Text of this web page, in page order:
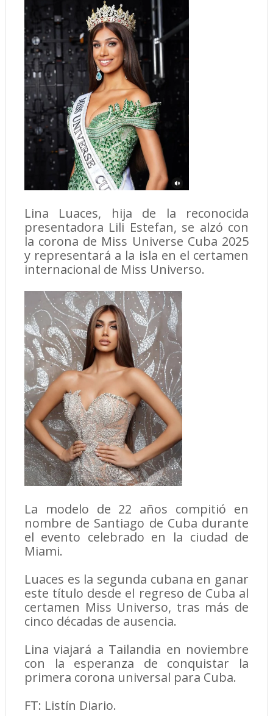
Lina Luaces, hija de la reconocida
presentadora Lili Estefan, se alzó con
la corona de Miss Universe Cuba 2025
y representará a la isla en el certamen
internacional de Miss Universo.
La modelo de 22 años compitió en
nombre de Santiago de Cuba durante
el evento celebrado en la ciudad de
Miami.
Luaces es la segunda cubana en ganar
este título desde el regreso de Cuba al
certamen Miss Universo, tras más de
cinco décadas de ausencia.
Lina viajará a Tailandia en noviembre
con la esperanza de conquistar la
primera corona universal para Cuba.
FT: Listín Diario.